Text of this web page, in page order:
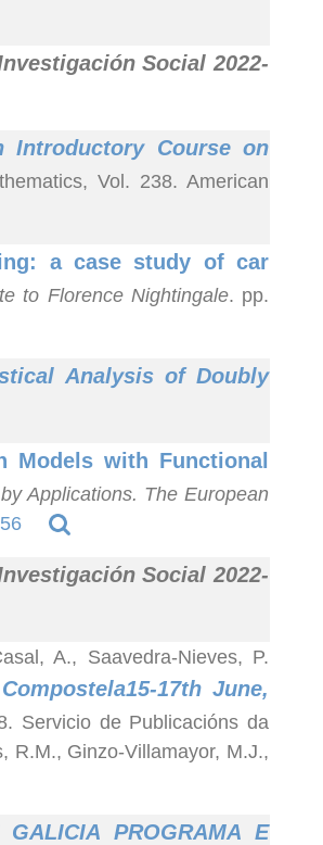
Social 2022-
Introductory Course on
Vol. 238. American
a case study of car
to Florence Nightingale. pp.
Analysis of Doubly
Models with Functional
Applications. The European
Social 2022-
A., Saavedra-Nieves, P.
17th June,
Servicio de Publicacións da
R.M., Ginzo-Villamayor, M.J.,
PROGRAMA E